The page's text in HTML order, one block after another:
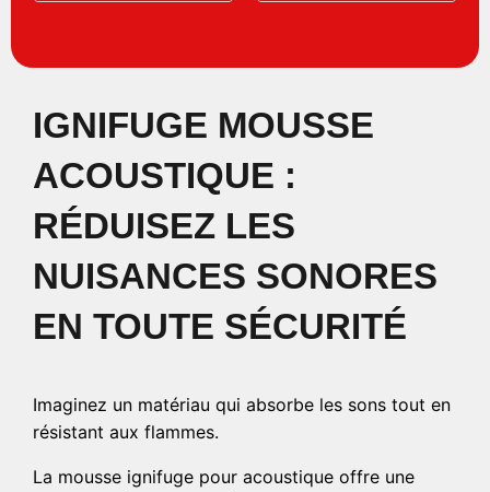
IGNIFUGE MOUSSE
ACOUSTIQUE :
RÉDUISEZ LES
NUISANCES SONORES
EN TOUTE SÉCURITÉ
Imaginez un matériau qui absorbe les sons tout en
résistant aux flammes.
La mousse ignifuge pour acoustique offre une